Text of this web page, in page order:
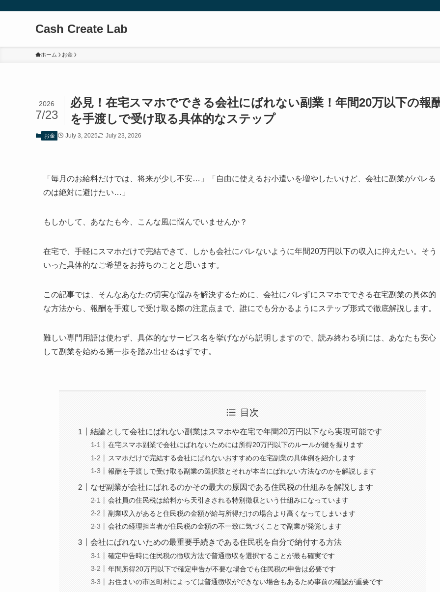
Cash Create Lab
ホーム お金
必見！在宅スマホでできる会社にばれない副業！年間20万以下の報
を手渡しで受け取る具体的なステップ
2026
7/23
お金 July 3, 2025 July 23, 2026
「毎月のお給料だけでは、将来が少し不安…」「自由に使えるお小遣いを増やしたいけど、会社に副業がバレる
のは絶対に避けたい…」
もしかして、あなたも今、こんな風に悩んでいませんか？
在宅で、手軽にスマホだけで完結できて、しかも会社にバレないように年間20万円以下の収入に抑えたい。そう
いった具体的なご希望をお持ちのことと思います。
この記事では、そんなあなたの切実な悩みを解決するために、会社にバレずにスマホでできる在宅副業の具体的
な方法から、報酬を手渡しで受け取る際の注意点まで、誰にでも分かるようにステップ形式で徹底解説します。
難しい専門用語は使わず、具体的なサービス名を挙げながら説明しますので、読み終わる頃には、あなたも安心
して副業を始める第一歩を踏み出せるはずです。
目次
結論として会社にばれない副業はスマホや在宅で年間20万円以下なら実現可能です
在宅スマホ副業で会社にばれないためには所得20万円以下のルールが鍵を握ります
スマホだけで完結する会社にばれないおすすめの在宅副業の具体例を紹介します
報酬を手渡しで受け取る副業の選択肢とそれが本当にばれない方法なのかを解説します
なぜ副業が会社にばれるのかその最大の原因である住民税の仕組みを解説します
会社員の住民税は給料から天引きされる特別徴収という仕組みになっています
副業収入があると住民税の金額が給与所得だけの場合より高くなってしまいます
会社の経理担当者が住民税の金額の不一致に気づくことで副業が発覚します
会社にばれないための最重要手続きである住民税を自分で納付する方法
確定申告時に住民税の徴収方法で普通徴収を選択することが最も確実です
年間所得20万円以下で確定申告が不要な場合でも住民税の申告は必要です
お住まいの市区町村によっては普通徴収ができない場合もあるため事前の確認が重要です